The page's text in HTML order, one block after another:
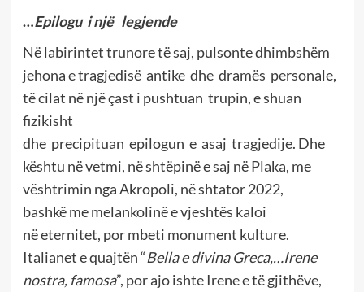
…Epilogu i njëlegjende
Në labirintet trunore të saj, pulsonte dhimbshëm
jehona e tragjedisë antike dhe dramës personale,
të cilat në një çast i pushtuan trupin, e shuan
fizikisht
dhe precipituan epilogun e asaj tragjedije. Dhe
kështu në vetmi, në shtëpinë e saj në Plaka, me
vështrimin nga Akropoli, në shtator 2022,
bashkë me melankolinë e vjeshtës kaloi
në eternitet, por mbeti monument kulture.
Italianet e quajtën “Bella e divina Greca,…Irene
nostra, famosa”, por ajo ishte Irene e të gjithëve,